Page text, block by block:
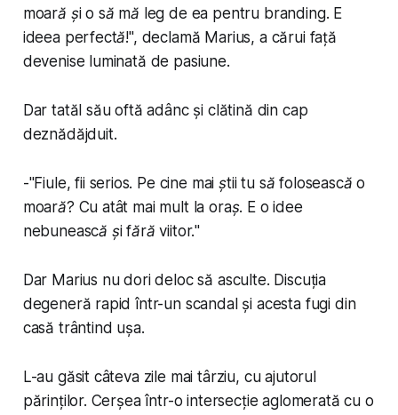
moară și o să mă leg de ea pentru branding. E
ideea perfectă!", declamă Marius, a cărui față
devenise luminată de pasiune.
Dar tatăl său oftă adânc și clătină din cap
deznădăjduit.
-"Fiule, fii serios. Pe cine mai știi tu să folosească o
moară? Cu atât mai mult la oraș. E o idee
nebunească și fără viitor."
Dar Marius nu dori deloc să asculte. Discuția
degeneră rapid într-un scandal și acesta fugi din
casă trântind ușa.
L-au găsit câteva zile mai târziu, cu ajutorul
părinților. Cerșea într-o intersecție aglomerată cu o